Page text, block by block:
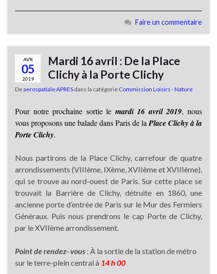
Faire un commentaire
AVR
05
2019
Mardi 16 avril : De la Place
Clichy à la Porte Clichy
Deaerospatiale APRES dans la catégorie Commission Loisirs - Nature
Pour notre prochaine sortie le mardi 16 avril 2019, nous
vous proposons une balade dans Paris de la Place Clichy à la
Porte Clichy.
Nous partirons de la Place Clichy, carrefour de quatre
arrondissements (VIIIème, IXème, XVIIème et XVIIIème),
qui se trouve au nord-ouest de Paris. Sur cette place se
trouvait la Barrière de Clichy, détruite en 1860, une
ancienne porte d’entrée de Paris sur le Mur des Fermiers
Généraux. Puis nous prendrons le cap Porte de Clichy,
par le XVIIème arrondissement.
Point de rendez- vous : À la sortie de la station de métro
sur le terre-plein central à 14 h 00